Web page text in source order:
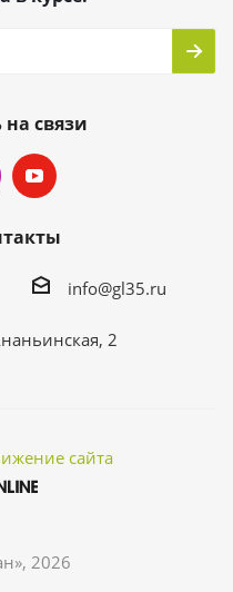
на связи
info@gl35.ru
2
сайта
2026